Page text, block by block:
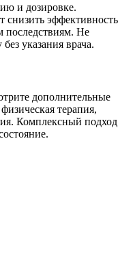
и дозировке.
снизить эффективность
последствиям. Не
указания врача.
дополнительные
терапия,
Комплексный подход